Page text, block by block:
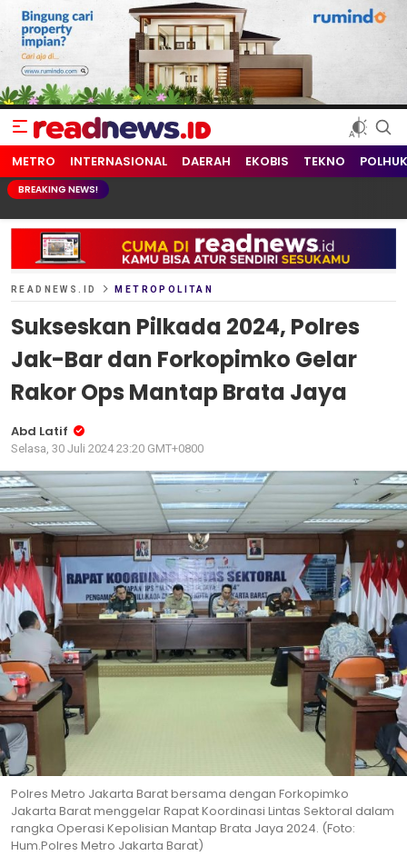
readnews.id
Berita Terkini, Update Terbaru Hari ini dari Indonesia dan Dunia
METRO INTERNASIONAL DAERAH EKOBIS TEKNO
BREAKING NEWS!
READNEWS.ID METROPOLITAN
Sukseskan Pilkada 2024, Polres
Jak-Bar dan Forkopimko Gelar
Rakor Ops Mantap Brata Jaya
Abd Latif
Selasa, 30 Juli 2024 23:20 GMT+0800
Polres Metro Jakarta Barat bersama dengan Forkopimko
Jakarta Barat menggelar Rapat Koordinasi Lintas Sektoral dalam
rangka Operasi Kepolisian Mantap Brata Jaya 2024. (Foto:
Hum.Polres Metro Jakarta Barat)